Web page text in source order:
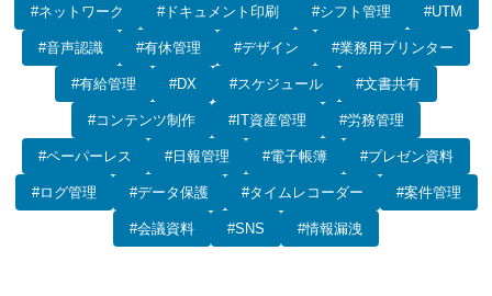
#ネットワーク #ドキュメント印刷 #シフト管理 #UTM
#音声認識 #有休管理 #デザイン #業務用プリンター
#有給管理 #DX #スケジュール #文書共有
#コンテンツ制作 #IT資産管理 #労務管理
#ペーパーレス #日報管理 #電子帳簿 #プレゼン資料
#ログ管理 #データ保護 #タイムレコーダー #案件管理
#会議資料 #SNS #情報漏洩